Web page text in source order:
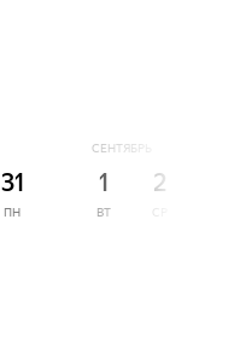
31
ПН
СЕНТЯБРЬ
1
ВТ
2